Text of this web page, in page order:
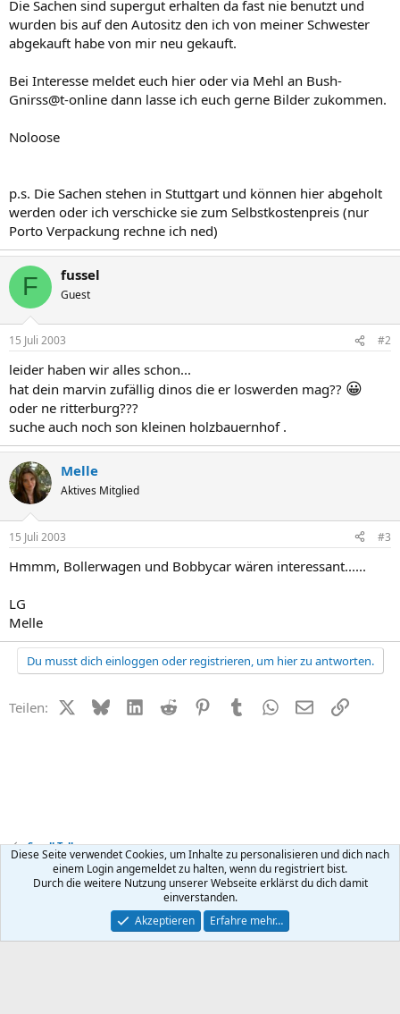
Die Sachen sind supergut erhalten da fast nie benutzt und
wurden bis auf den Autositz den ich von meiner Schwester
abgekauft habe von mir neu gekauft.
Bei Interesse meldet euch hier oder via Mehl an Bush-
Gnirss@t-online dann lasse ich euch gerne Bilder zukommen.
Noloose
p.s. Die Sachen stehen in Stuttgart und können hier abgeholt
werden oder ich verschicke sie zum Selbstkostenpreis (nur
Porto Verpackung rechne ich ned)
F fussel
Guest
15 Juli 2003 #2
leider haben wir alles schon...
hat dein marvin zufällig dinos die er loswerden mag?? 😀
oder ne ritterburg???
suche auch noch son kleinen holzbauernhof .
Melle
Aktives Mitglied
15 Juli 2003 #3
Hmmm, Bollerwagen und Bobbycar wären interessant......
LG
Melle
Du musst dich einloggen oder registrieren, um hier zu antworten.
Teilen: X (Twitter)
BlueskyLinkedIn
Reddit PinterestTumblr WhatsApp
E-MailLink
Small Talk
Kontakt Nutzungsbedingungen Datenschutz Hilfe
R
Community platform by XenForo ® © 2010-2026 XenForo Ltd.
Diese Seite verwendet Cookies, um Inhalte zu personalisieren und dich nach
einem Login angemeldet zu halten, wenn du registriert bist.
Durch die weitere Nutzung unserer Webseite erklärst du dich damit
einverstanden.
Akzeptieren
Erfahre mehr…